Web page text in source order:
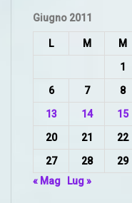
Giugno 2011
L M M
1
6 7 8
13 14 15
20 21 22
27 28 29
« Mag
Lug »